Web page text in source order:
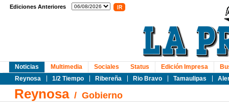
Ediciones Anteriores
Noticias
Reynosa
1/2 Tiempo Ribereña Rio Bravo Tamaulipas
Multimedia Sociales Status Edición Impresa
Reynosa/ Gobierno